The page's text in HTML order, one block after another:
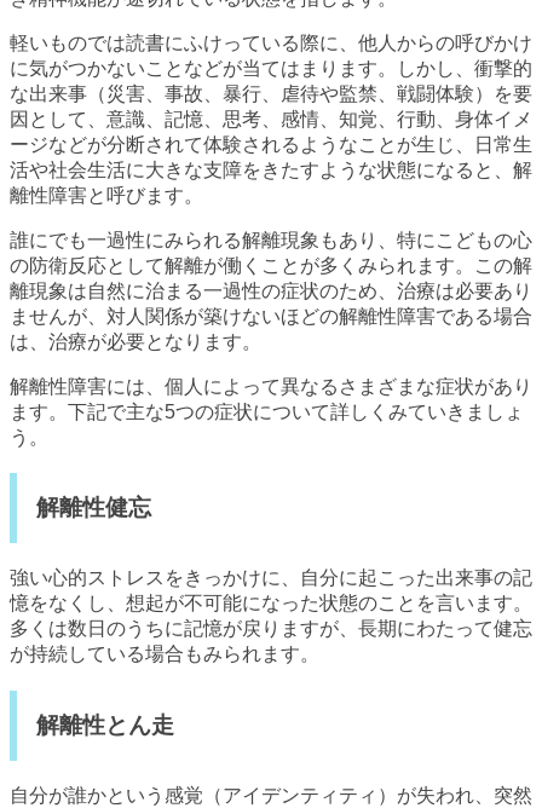
軽いものでは読書にふけっている際に、他人からの呼びかけ
に気がつかないことなどが当てはまります。しかし、衝撃的
な出来事（災害、事故、暴行、虐待や監禁、戦闘体験）を要
因として、意識、記憶、思考、感情、知覚、行動、身体イメ
ージなどが分断されて体験されるようなことが生じ、日常生
活や社会生活に大きな支障をきたすような状態になると、解
離性障害と呼びます。
誰にでも一過性にみられる解離現象もあり、特にこどもの心
の防衛反応として解離が働くことが多くみられます。この解
離現象は自然に治まる一過性の症状のため、治療は必要あり
ませんが、対人関係が築けないほどの解離性障害である場合
は、治療が必要となります。
解離性障害には、個人によって異なるさまざまな症状があり
ます。下記で主な5つの症状について詳しくみていきましょ
う。
解離性健忘
強い心的ストレスをきっかけに、自分に起こった出来事の記
憶をなくし、想起が不可能になった状態のことを言います。
多くは数日のうちに記憶が戻りますが、長期にわたって健忘
が持続している場合もみられます。
解離性とん走
自分が誰かという感覚（アイデンティティ）が失われ、突然